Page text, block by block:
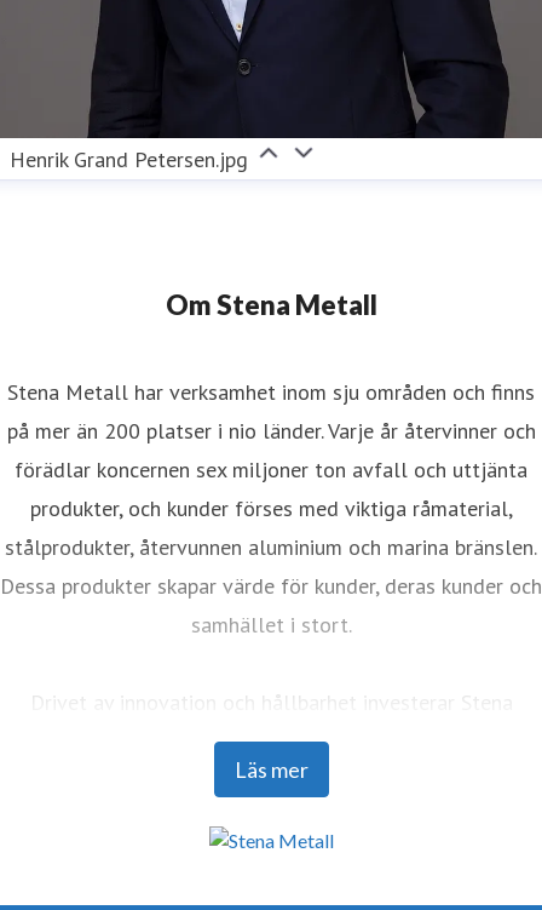
Henrik Grand Petersen.jpg
Om Stena Metall
Läs mer
Stena Metall har verksamhet inom sju områden och finns
på mer än 200 platser i nio länder. Varje år återvinner och
förädlar koncernen sex miljoner ton avfall och uttjänta
produkter, och kunder förses med viktiga råmaterial,
stålprodukter, återvunnen aluminium och marina bränslen.
Dessa produkter skapar värde för kunder, deras kunder och
samhället i stort.
Drivet av innovation och hållbarhet investerar Stena
Metall i forskning och utveckling för att möta framtidens
utmaningar med framåtblickande lösningar. Med ett team
nära med partners för att aktivt bidra till utvecklingen av